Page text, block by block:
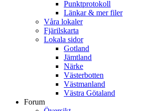
Punktprotokoll
Länkar & mer filer
Våra lokaler
Fjärilskarta
Lokala sidor
Gotland
Jämtland
Närke
Västerbotten
Västmanland
Västra Götaland
Forum